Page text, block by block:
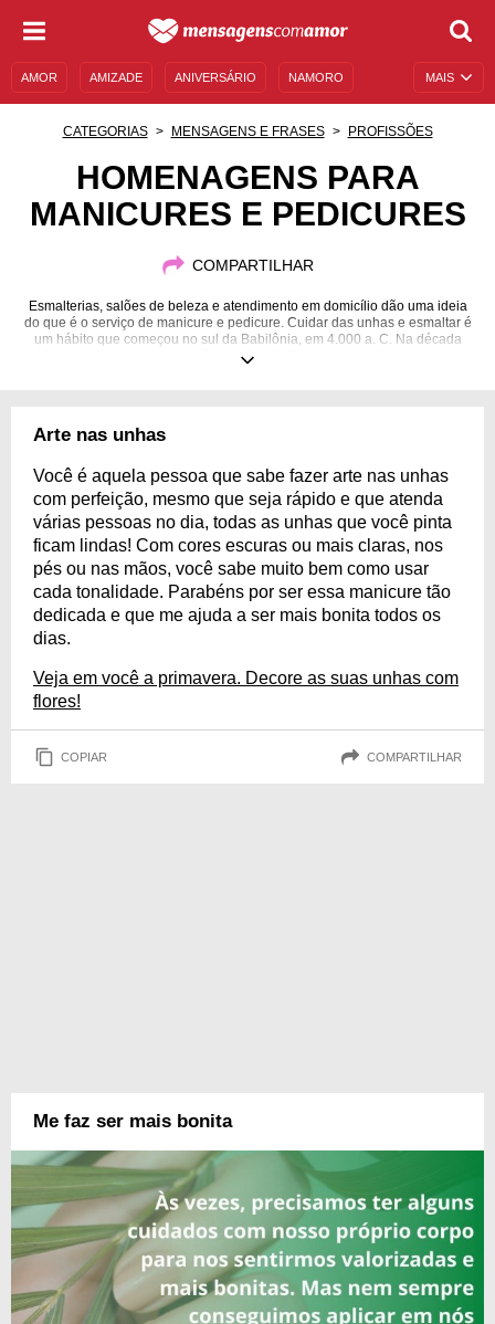
MAIS
AMOR AMIZADE ANIVERSÁRIO NAMORO
MENSAGENS E FRASES MENSAGENS DE ANIVERSÁRIO
CATEGORIAS MENSAGENS E FRASES PROFISSÕES
HOMENAGENS PARA
MANICURES E PEDICURES
COMPARTILHAR
Esmalterias, salões de beleza e atendimento em domicílio dão uma ideia
do que é o serviço de manicure e pedicure. Cuidar das unhas e esmaltar é
um hábito que começou no sul da Babilônia, em 4.000 a. C. Na década
1920, popularizou-se nos salões do Brasil. Formatos e estilos diversos se
dedique estas sensíveis homenagens para manicures e pedicures que
Arte nas unhas
Você é aquela pessoa que sabe fazer arte nas unhas
com perfeição, mesmo que seja rápido e que atenda
várias pessoas no dia, todas as unhas que você pinta
ficam lindas! Com cores escuras ou mais claras, nos
pés ou nas mãos, você sabe muito bem como usar
cada tonalidade. Parabéns por ser essa manicure tão
dedicada e que me ajuda a ser mais bonita todos os
dias.
Veja em você a primavera. Decore as suas unhas com
flores!
COPIAR COMPARTILHAR
Me faz ser mais bonita